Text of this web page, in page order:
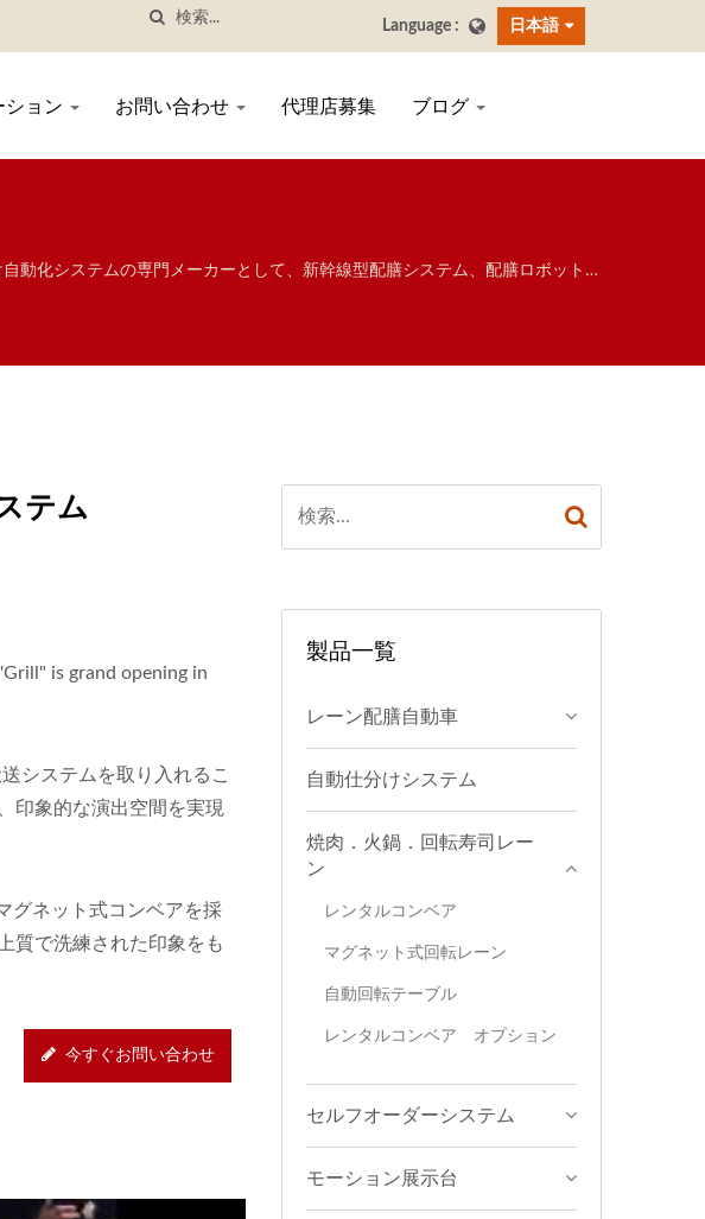
日本語
ション お問い合わせ 代理店募集 ブログ
システムの専門メーカーとして、新幹線型配膳システム、配膳ロボット、
コンベヤ、寿司機器、カスタマイズ対応配膳システム、各種食器類まで幅広
テム
is grand opening in
システムを取り入れるこ
印象的な演出空間を実現
グネット式コンベアを採
質で洗練された印象をも
今すぐお問い合わせ
製品一覧
レーン配膳自動車
自動仕分けシステム
焼肉．火鍋．回転寿司レー
ン
レンタルコンベア
マグネット式回転レーン
自動回転テーブル
レンタルコンベア オプション
セルフオーダーシステム
モーション展示台